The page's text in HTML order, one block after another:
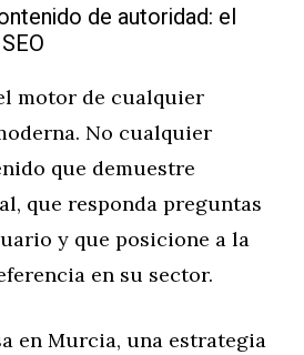
de autoridad: el
motor de cualquier
No cualquier
que demuestre
que responda preguntas
y que posicione a la
en su sector.
en Murcia, una estrategia